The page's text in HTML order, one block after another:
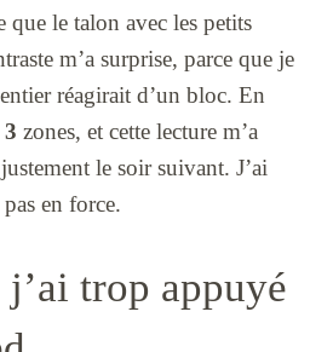
le talon avec les petits
m’a surprise, parce que je
réagirait d’un bloc. En
3 zones, et cette lecture m’a
le soir suivant. J’ai
en force.
trop appuyé